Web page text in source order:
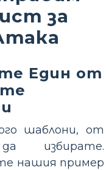
за
Един от
шаблони, от
избирате.
нашия пример